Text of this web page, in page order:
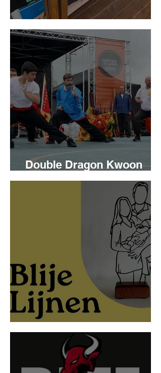
Exla Studio
Double Dragon Kwoon
Waddinxveen
Blije Lijnen